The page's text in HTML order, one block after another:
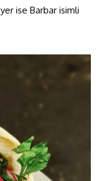
ise Barbar isimli